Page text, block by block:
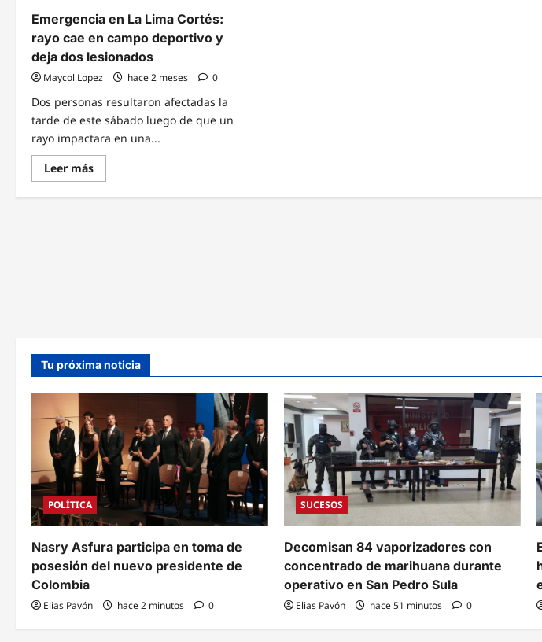
Emergencia en La Lima Cortés:
rayo cae en campo deportivo y
deja dos lesionados
Maycol Lopez hace 2 meses 0
Dos personas resultaron afectadas la
tarde de este sábado luego de que un
rayo impactara en una...
Leer másRead
more
Emergencia
Tu próxima noticia
POLÍTICA
Nasry Asfura participa en toma de
posesión del nuevo presidente de
Colombia
Elias Pavón hace 2 minutos 0
SUCESOS
Decomisan 84 vaporizadores con
concentrado de marihuana durante
operativo en San Pedro Sula
Elias Pavón hace 51 minutos 0